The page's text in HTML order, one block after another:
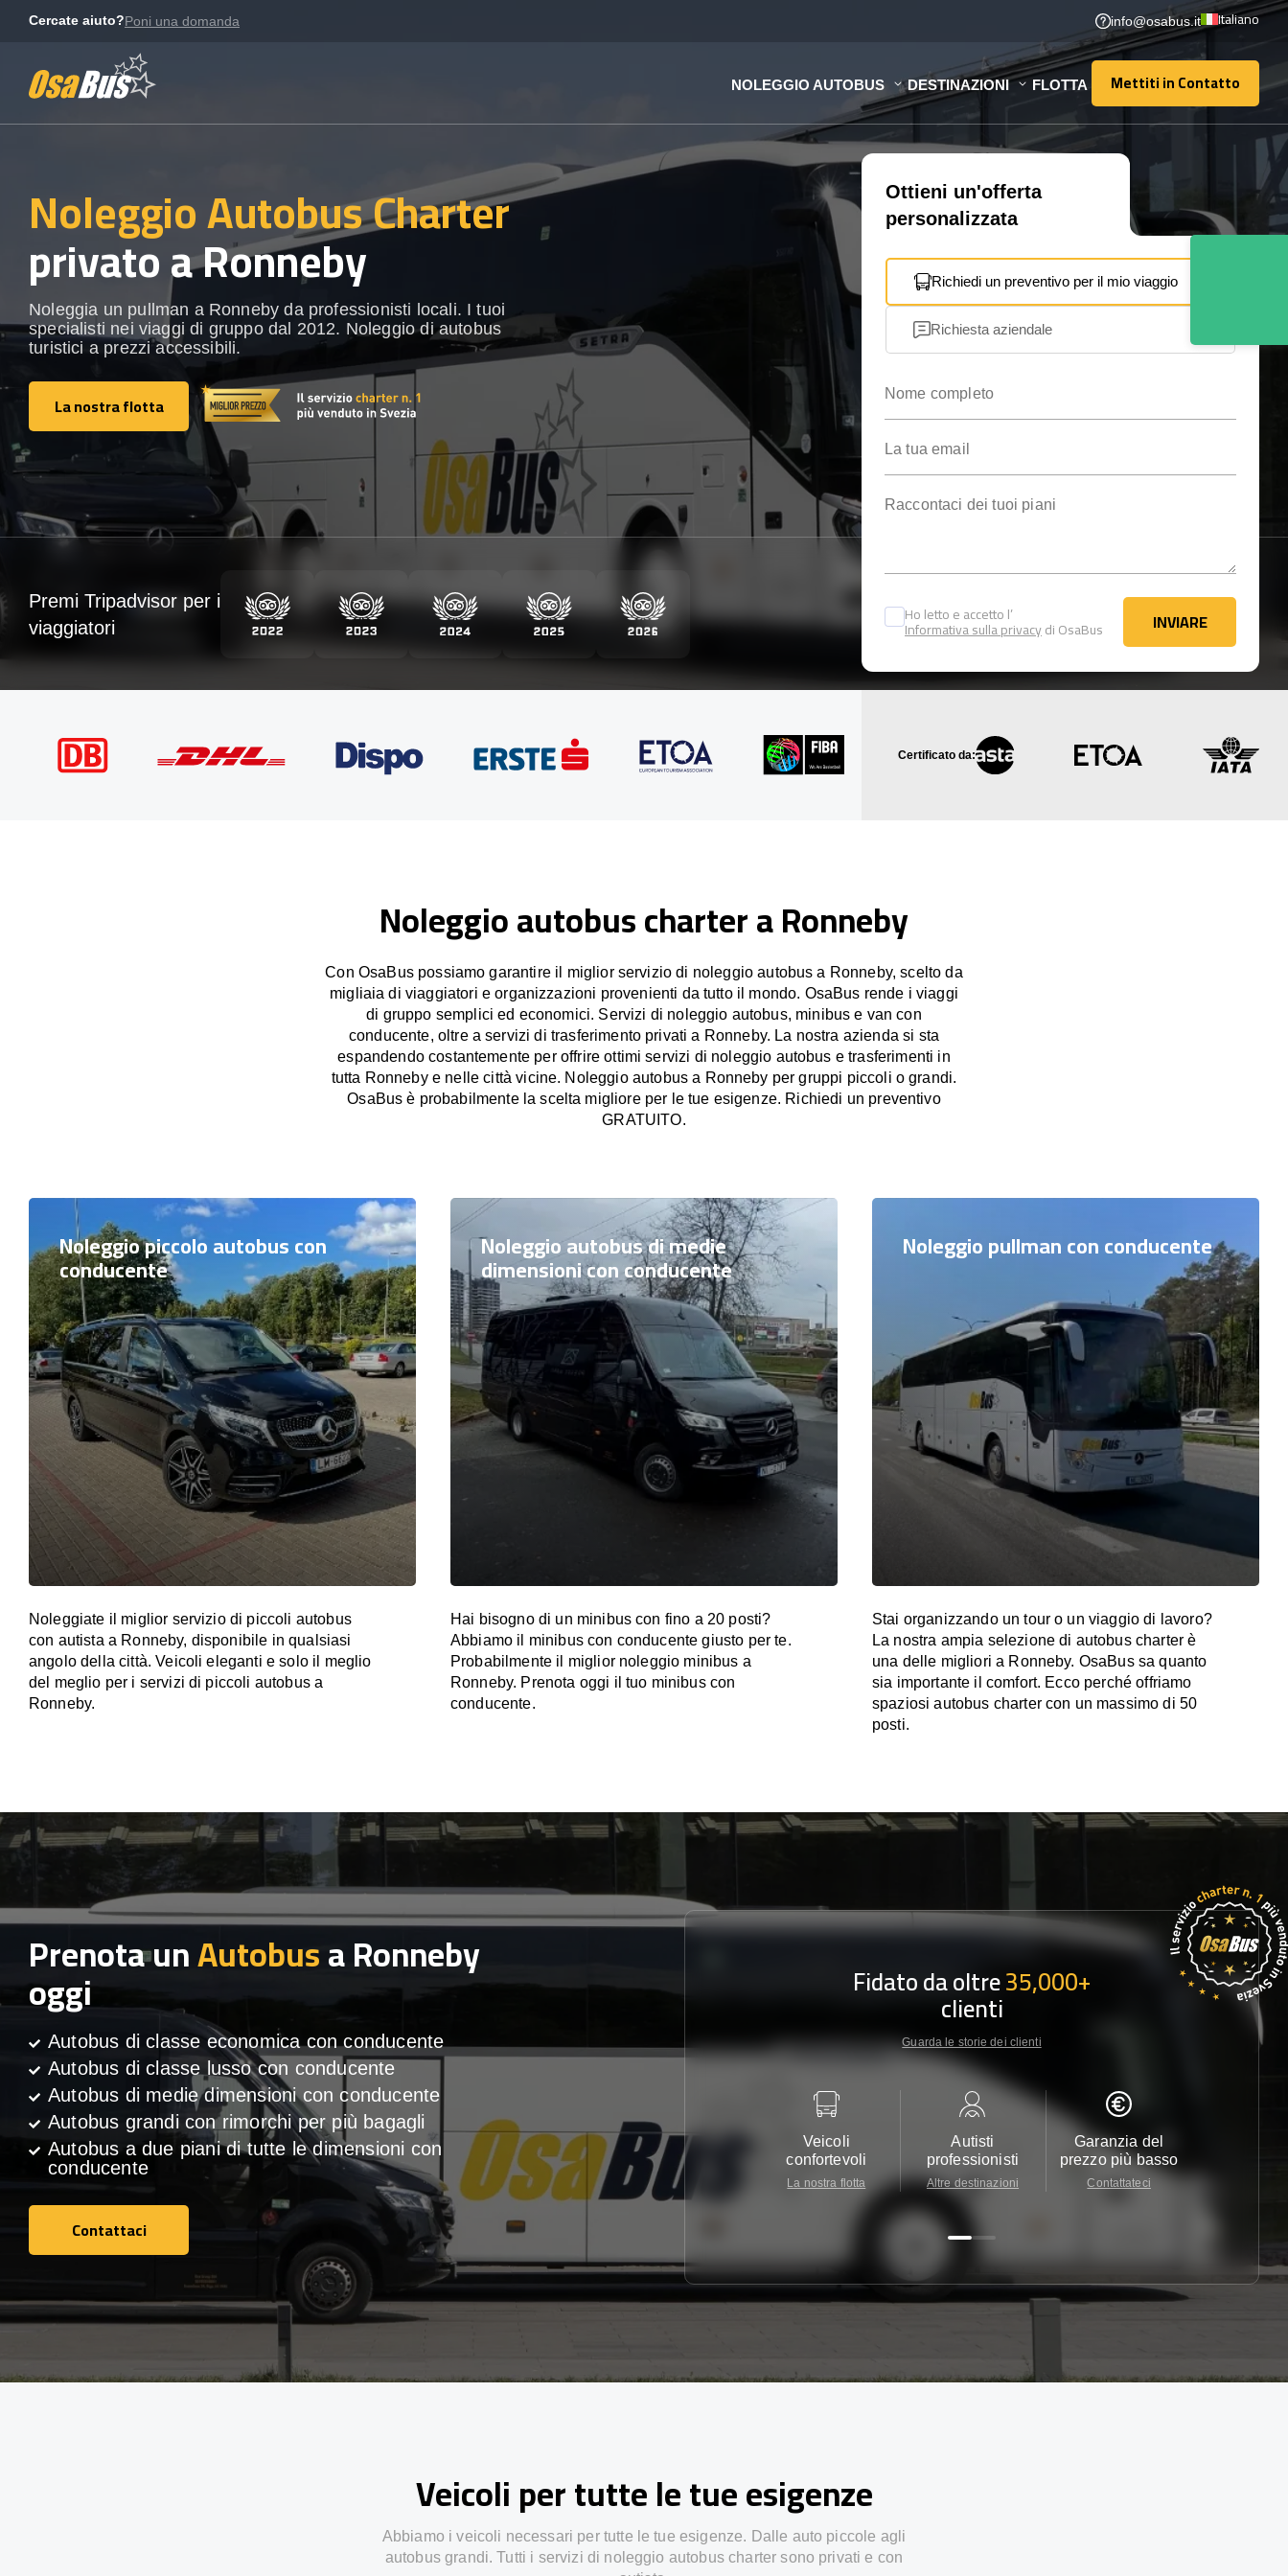
Cercate aiuto?Poni una domanda info@osabus.it Italiano
NOLEGGIO AUTOBUS DESTINAZIONI FLOTTA Mettiti in Contatto
Mettiti in Contatto
Noleggio Autobus Charter
privato a Ronneby
Noleggia un pullman a Ronneby da professionisti locali. I tuoi
specialisti nei viaggi di gruppo dal 2012. Noleggio di autobus
turistici a prezzi accessibili.
La nostra flotta
La nostra flotta
Ottieni un'offerta
personalizzata
Richiedi un preventivo per il mio viaggio
Richiesta aziendale
Ho letto e accetto l’
Informativa sulla privacydi OsaBus INVIARE
INVIARE
Premi Tripadvisor per i
viaggiatori
Certificato da:
Noleggio autobus charter a Ronneby
Con OsaBus possiamo garantire il miglior servizio di noleggio autobus a Ronneby, scelto da
migliaia di viaggiatori e organizzazioni provenienti da tutto il mondo. OsaBus rende i viaggi
di gruppo semplici ed economici. Servizi di noleggio autobus, minibus e van con
conducente, oltre a servizi di trasferimento privati a Ronneby. La nostra azienda si sta
espandendo costantemente per offrire ottimi servizi di noleggio autobus e trasferimenti in
tutta Ronneby e nelle città vicine. Noleggio autobus a Ronneby per gruppi piccoli o grandi.
OsaBus è probabilmente la scelta migliore per le tue esigenze. Richiedi un preventivo
GRATUITO.
Noleggio piccolo autobus con
conducente
Noleggiate il miglior servizio di piccoli autobus
con autista a Ronneby, disponibile in qualsiasi
angolo della città. Veicoli eleganti e solo il meglio
del meglio per i servizi di piccoli autobus a
Ronneby.
Noleggio autobus di medie
dimensioni con conducente
Hai bisogno di un minibus con fino a 20 posti?
Abbiamo il minibus con conducente giusto per te.
Probabilmente il miglior noleggio minibus a
Ronneby. Prenota oggi il tuo minibus con
conducente.
Noleggio pullman con conducente
Stai organizzando un tour o un viaggio di lavoro?
La nostra ampia selezione di autobus charter è
una delle migliori a Ronneby. OsaBus sa quanto
sia importante il comfort. Ecco perché offriamo
spaziosi autobus charter con un massimo di 50
posti.
Prenota unAutobusa Ronneby
oggi
Autobus di classe economica con conducente
Autobus di classe lusso con conducente
Autobus di medie dimensioni con conducente
Autobus grandi con rimorchi per più bagagli
Autobus a due piani di tutte le dimensioni con
conducente
Contattaci
Contattaci
Fidato da oltre35,000+
clienti
Guarda le storie dei clienti
Veicoli
confortevoli
La nostra flotta
Autisti
professionisti
Altre destinazioni
Garanzia del
prezzo più basso
Contattateci
Veicoli per tutte le tue esigenze
Abbiamo i veicoli necessari per tutte le tue esigenze. Dalle auto piccole agli
autobus grandi. Tutti i servizi di noleggio autobus charter sono privati e con